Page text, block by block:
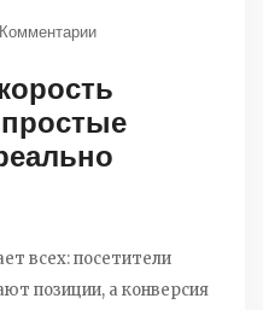
простые
всех: посетители
позиции, а конверсия